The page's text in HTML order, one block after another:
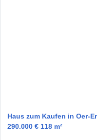
Haus zum Kaufen in Oer-
290.000 € 118 m²